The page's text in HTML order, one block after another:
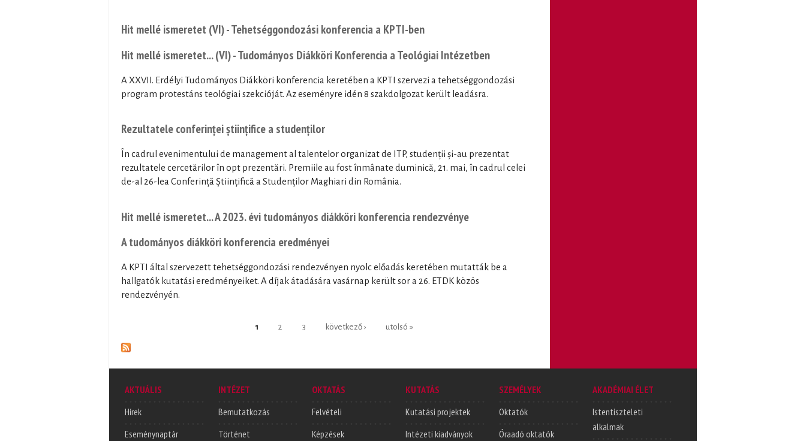
Hit mellé ismeretet (VI) - Tehetséggondozási konferencia a KPTI-ben
Hit mellé ismeretet... (VI) - Tudományos Diákköri Konferencia a Teológiai Intézetben
A XXVII. Erdélyi Tudományos Diákköri konferencia keretében a KPTI szervezi a tehetséggondozási
program protestáns teológiai szekcióját. Az eseményre idén 8 szakdolgozat került leadásra.
Rezultatele conferinței științifice a studenților
În cadrul evenimentului de management al talentelor organizat de ITP, studenții și-au prezentat
rezultatele cercetărilor în opt prezentări. Premiile au fost înmânate duminică, 21. mai, în cadrul celei
de-al 26-lea Conferință Științifică a Studenților Maghiari din România.
Hit mellé ismeretet... A 2023. évi tudományos diákköri konferencia rendezvénye
A tudományos diákköri konferencia eredményei
A KPTI által szervezett tehetséggondozási rendezvényen nyolc előadás keretében mutatták be a
hallgatók kutatási eredményeiket. A díjak átadására vasárnap került sor a 26. ETDK közös
rendezvényén.
1 2 3 következő › utolsó »
AKTUÁLIS
Hírek
Eseménynaptár
INTÉZET
Bemutatkozás
Történet
OKTATÁS
Felvételi
Képzések
KUTATÁS
Kutatási projektek
Intézeti kiadványok
SZEMÉLYEK
Oktatók
Óraadó oktatók
AKADÉMIAI ÉLET
Istentiszteleti
alkalmak